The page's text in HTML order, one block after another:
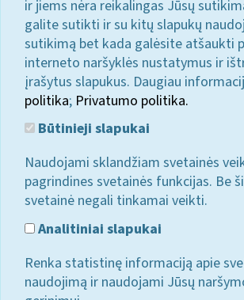
ir jiems nėra reikalingas Jūsų
galite sutikti ir su kitų slapukų
sutikimą bet kada galėsite atšaukti
interneto naršyklės nustatymus ir
įrašytus slapukus. Daugiau
politika; Privatumo politika.
Būtinieji slapukai
Naudojami sklandžiam svetainės
pagrindines svetainės funkcijas. Be
svetainė negali tinkamai veikti.
Analitiniai slapukai
Renka statistinę informaciją apie
naudojimą ir naudojami Jūsų